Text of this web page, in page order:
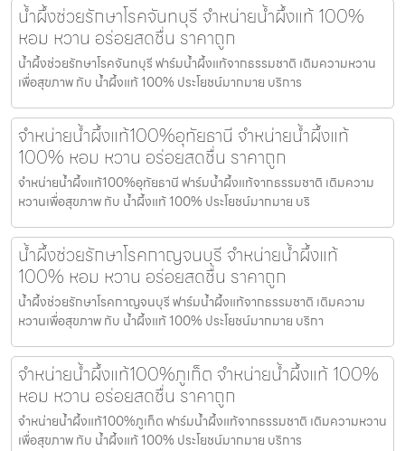
น้ำผึ้งช่วยรักษาโรคจันทบุรี จำหน่ายน้ำผึ้งแท้ 100%
หอม หวาน อร่อยสดชื่น ราคาถูก
น้ำผึ้งช่วยรักษาโรคจันทบุรี ฟาร์มน้ำผึ้งแท้จากธรรมชาติ เติมความหวาน
เพื่อสุขภาพ กับ น้ำผึ้งแท้ 100% ประโยชน์มากมาย บริการ
จำหน่ายน้ำผึ้งแท้100%อุทัยธานี จำหน่ายน้ำผึ้งแท้
100% หอม หวาน อร่อยสดชื่น ราคาถูก
จำหน่ายน้ำผึ้งแท้100%อุทัยธานี ฟาร์มน้ำผึ้งแท้จากธรรมชาติ เติมความ
หวานเพื่อสุขภาพ กับ น้ำผึ้งแท้ 100% ประโยชน์มากมาย บริ
น้ำผึ้งช่วยรักษาโรคกาญจนบุรี จำหน่ายน้ำผึ้งแท้
100% หอม หวาน อร่อยสดชื่น ราคาถูก
น้ำผึ้งช่วยรักษาโรคกาญจนบุรี ฟาร์มน้ำผึ้งแท้จากธรรมชาติ เติมความ
หวานเพื่อสุขภาพ กับ น้ำผึ้งแท้ 100% ประโยชน์มากมาย บริกา
จำหน่ายน้ำผึ้งแท้100%ภูเก็ต จำหน่ายน้ำผึ้งแท้ 100%
หอม หวาน อร่อยสดชื่น ราคาถูก
จำหน่ายน้ำผึ้งแท้100%ภูเก็ต ฟาร์มน้ำผึ้งแท้จากธรรมชาติ เติมความหวาน
เพื่อสุขภาพ กับ น้ำผึ้งแท้ 100% ประโยชน์มากมาย บริการ